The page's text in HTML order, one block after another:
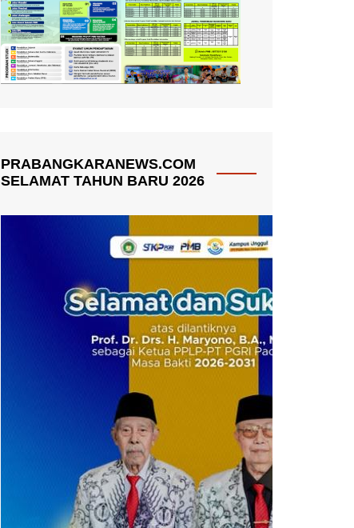
PRABANGKARANEWS.COM
SELAMAT TAHUN BARU 2026